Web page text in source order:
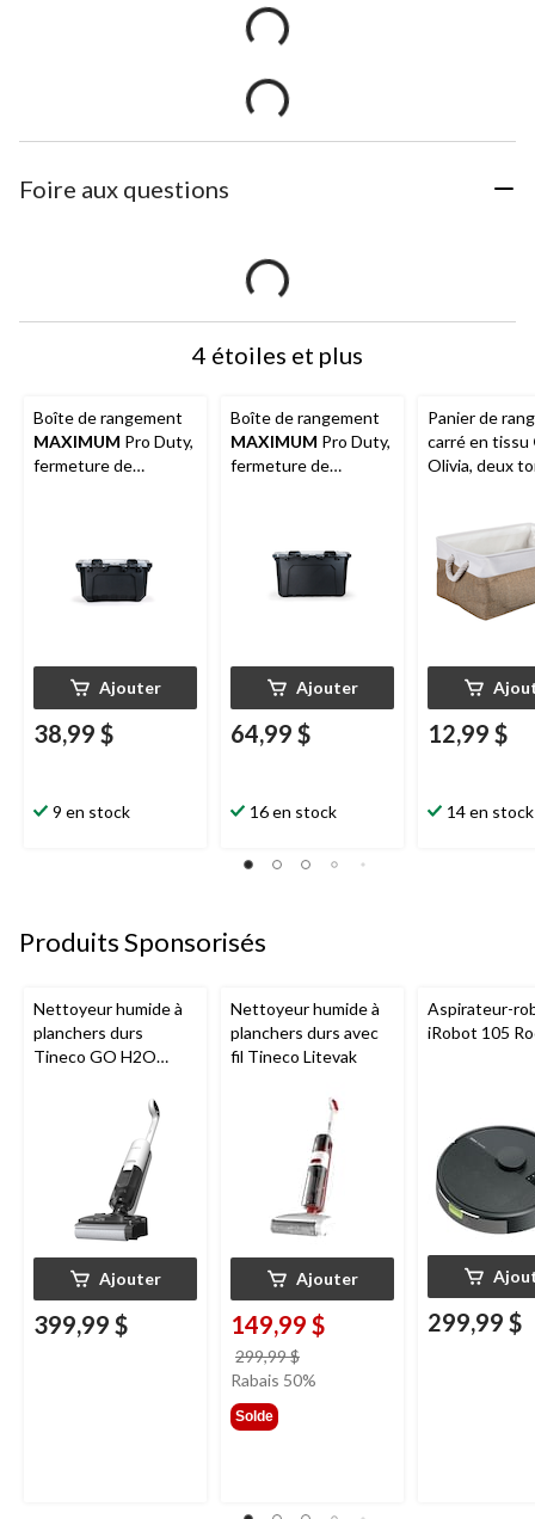
Foire aux questions
4 étoiles et plus
Boîte de rangement
MAXIMUM Pro Duty,
fermeture de
Ajouter
38,99 $
9 en stock
Boîte de rangement
MAXIMUM Pro Duty,
fermeture de
Ajouter
64,99 $
16 en stock
Panier de
carré en tissu
Olivia, deux
12,99 $
14 en stock
Produits Sponsorisés
Nettoyeur humide à
planchers durs
Tineco GO H2O
Ajouter
399,99 $
Nettoyeur humide à
planchers durs avec
fil Tineco Litevak
Ajouter
149,99 $
299,99 $
était
Rabais 50%
Solde
Aspirateur-
iRobot 105
299,99 $